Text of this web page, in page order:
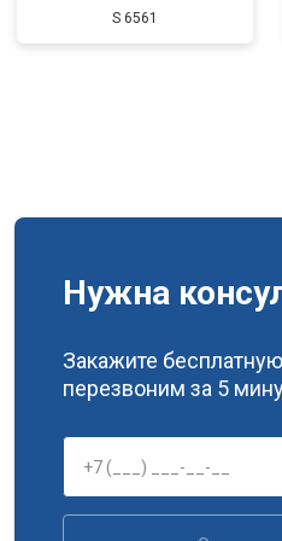
S 6561
Нужна
Закажите
перезвоним за 5